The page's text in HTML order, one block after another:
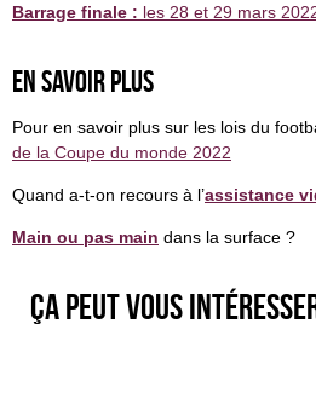
Barrage finale : les 28 et 29 mars
En savoir plus
Pour en savoir plus sur les lois du
de la Coupe du monde 2022
Quand a-t-on recours à l’assistance
Main ou pas main dans la surface ?
Ça peut vous